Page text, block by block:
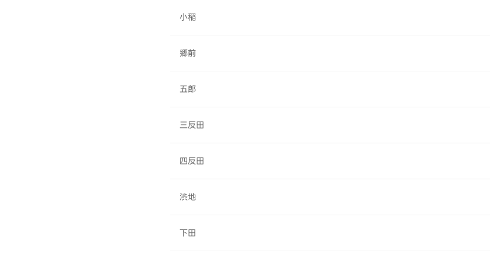
小稲
郷前
五郎
三反田
四反田
渋地
下田